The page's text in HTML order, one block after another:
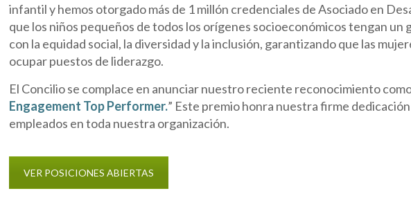
infantil y hemos otorgado más de 1 millón credenciales de Asociado en
que los niños pequeños de todos los orígenes socioeconómicos tengan un
con la equidad social, la diversidad y la inclusión, garantizando que las
ocupar puestos de liderazgo.
El Concilio se complace en anunciar nuestro reciente reconocimiento
Engagement Top Performer.” Este premio honra nuestra firme
empleados en toda nuestra organización.
VER POSICIONES ABIERTAS